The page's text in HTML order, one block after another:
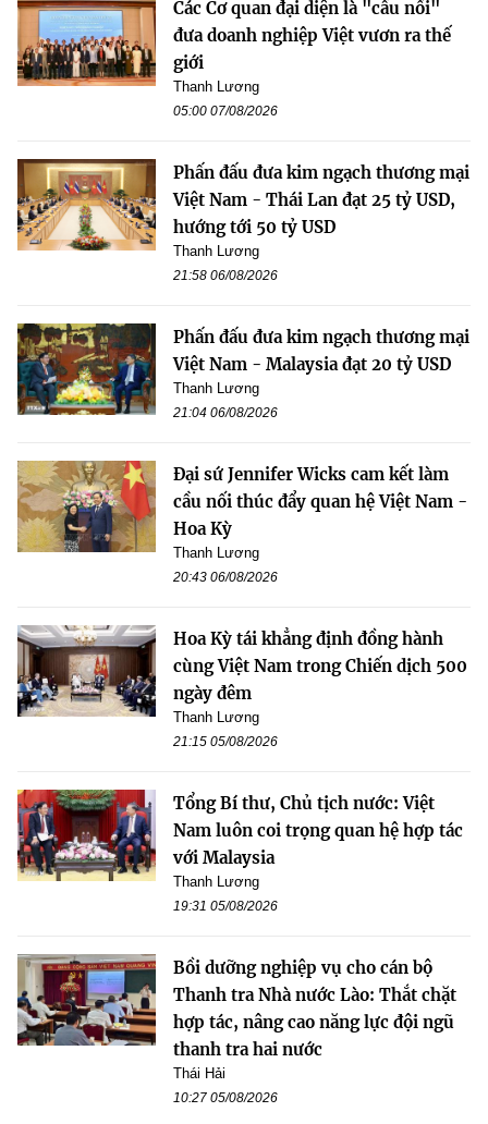
Các Cơ quan đại diện là "cầu nối"
đưa doanh nghiệp Việt vươn ra thế
giới
Thanh Lương
05:00 07/08/2026
Phấn đấu đưa kim ngạch thương mại
Việt Nam - Thái Lan đạt 25 tỷ USD,
hướng tới 50 tỷ USD
Thanh Lương
21:58 06/08/2026
Phấn đấu đưa kim ngạch thương mại
Việt Nam - Malaysia đạt 20 tỷ USD
Thanh Lương
21:04 06/08/2026
Đại sứ Jennifer Wicks cam kết làm
cầu nối thúc đẩy quan hệ Việt Nam -
Hoa Kỳ
Thanh Lương
20:43 06/08/2026
Hoa Kỳ tái khẳng định đồng hành
cùng Việt Nam trong Chiến dịch 500
ngày đêm
Thanh Lương
21:15 05/08/2026
Tổng Bí thư, Chủ tịch nước: Việt
Nam luôn coi trọng quan hệ hợp tác
với Malaysia
Thanh Lương
19:31 05/08/2026
Bồi dưỡng nghiệp vụ cho cán bộ
Thanh tra Nhà nước Lào: Thắt chặt
hợp tác, nâng cao năng lực đội ngũ
thanh tra hai nước
Thái Hải
10:27 05/08/2026